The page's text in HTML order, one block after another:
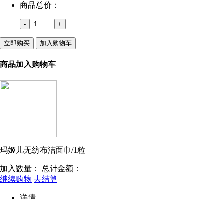
商品总价：
- +
立即购买 加入购物车
商品加入购物车
玛姬儿无纺布洁面巾/1粒
加入数量： 总计金额：
继续购物 去结算